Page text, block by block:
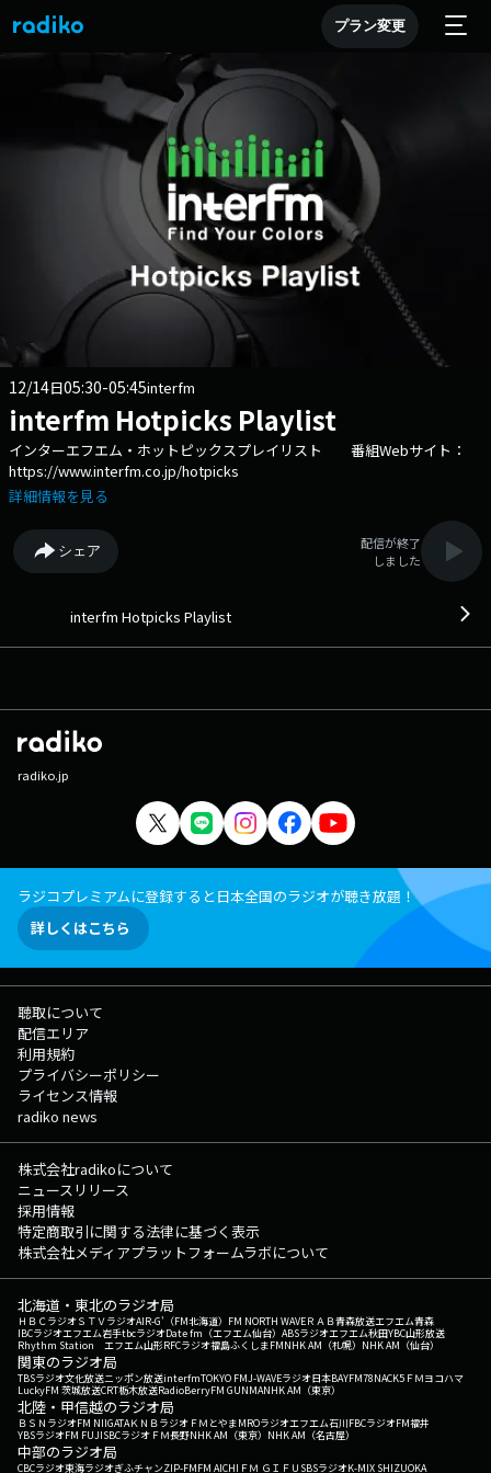
プラン変更
12/14日05:30-05:45interfm
interfm Hotpicks Playlist
インターエフエム・ホットピックスプレイリスト 番組Webサイト：
https://www.interfm.co.jp/hotpicks
詳細情報を見る
シェア
配信が終了
しました
interfm Hotpicks Playlist
radiko.jp
ラジコプレミアムに登録すると日本全国のラジオが聴き放題！
詳しくはこちら
聴取について
配信エリア
利用規約
プライバシーポリシー
ライセンス情報
radiko news
株式会社radikoについて
ニュースリリース
採用情報
特定商取引に関する法律に基づく表示
株式会社メディアプラットフォームラボについて
北海道・東北のラジオ局
ＨＢＣラジオＳＴＶラジオAIR-G'（FM北海道） FM NORTH WAVEＲＡＢ青森放送エフエム青森
IBCラジオエフエム岩手tbcラジオDate fm（エフエム仙台） ABSラジオエフエム秋田YBC山形放送
Rhythm Station エフエム山形RFCラジオ福島ふくしまFMNHK AM（札幌） NHK AM（仙台）
関東のラジオ局
TBSラジオ文化放送ニッポン放送interfmTOKYO FMJ-WAVEラジオ日本BAYFM78NACK5 ＦＭヨコハマ
LuckyFM 茨城放送CRT栃木放送RadioBerryFM GUNMANHK AM（東京）
北陸・甲信越のラジオ局
ＢＳＮラジオFM NIIGATAＫＮＢラジオ ＦＭとやまMROラジオエフエム石川FBCラジオFM福井
YBSラジオFM FUJISBCラジオ ＦＭ長野NHK AM（東京） NHK AM（名古屋）
中部のラジオ局
CBCラジオ東海ラジオぎふチャンZIP-FMFM AICHI ＦＭ ＧＩＦＵ SBSラジオK-MIX SHIZUOKA